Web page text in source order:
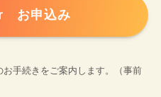
お申込み
お手続きをご案内します。（事前